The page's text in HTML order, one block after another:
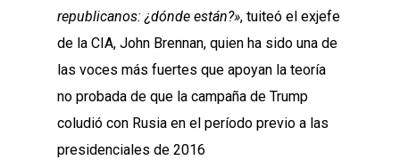
republicanos: ¿dónde están?», tuiteó el exjefe
de la CIA, John Brennan, quien ha sido una de
las voces más fuertes que apoyan la teoría
no probada de que la campaña de Trump
coludió con Rusia en el período previo a las
presidenciales de 2016